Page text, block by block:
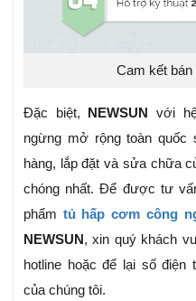
Cam kết
Đặc biệt, NEWSUNvới
ngừng mở rộng toàn
hàng, lắp đặt và sửa chữa
chóng nhất. Để được tư
phẩm tủ hấp cơm công
NEWSUN, xin quý khách
hotline hoặc để lại số điện
của chúng tôi.